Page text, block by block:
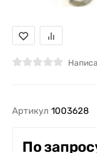
Артикул 1003628
По